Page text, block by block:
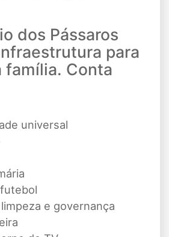
dos Pássaros
para
família. Conta
universal
e governança